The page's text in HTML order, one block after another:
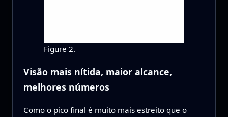
Figure 2.
Visão mais nítida, maior alcance,
melhores números
Como o pico final é muito mais estreito que o